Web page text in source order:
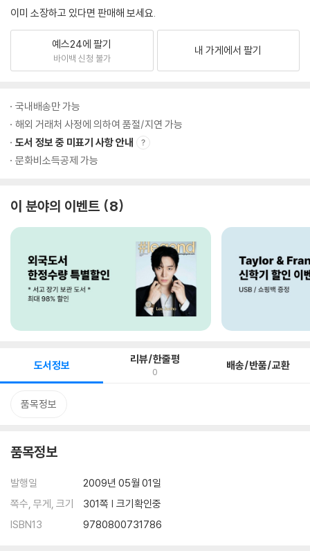
이미 소장하고 있다면 판매해 보세요.
예스24에 팔기
바이백 신청 불가
내 가게에서 팔기
국내배송만 가능
해외 거래처 사정에 의하여 품절/지연 가능
도서 정보 중 미표기 사항 안내
문화비소득공제 가능
이 분야의 이벤트 8
도서정보 리뷰/한줄평
0 배송/반품/교환
품목정보
품목정보
발행일
2009년 05월 01일
쪽수, 무게, 크기
301쪽 | 크기확인중
ISBN13
9780800731786